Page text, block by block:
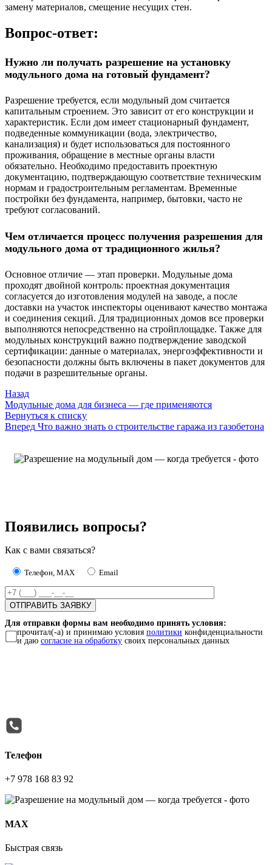
замену материалов, смещение несущих стен.
Вопрос-ответ:
Нужно ли получать разрешение на установку
модульного дома на готовый фундамент?
Разрешение требуется, если модульный дом считается
капитальным строением. Это зависит от его конструкции и
характеристик. Если дом имеет стационарный фундамент,
подведенные коммуникации (вода, электричество,
канализация) и будет использоваться для постоянного
проживания, обращение в местные органы власти
обязательно. Необходимо предоставить проектную
документацию, подтверждающую соответствие техническим
нормам и градостроительным регламентам. Временные
постройки без фундамента, например, бытовки, часто не
требуют согласований.
Чем отличается процесс получения разрешения для
модульного дома от традиционного жилья?
Основное отличие — этап проверки. Модульные дома
проходят двойной контроль: проектная документация
согласуется до изготовления модулей на заводе, а после
доставки на участок инспекторы оценивают качество монтажа
и соединения секций. Для традиционных домов все проверки
выполняются непосредственно на стройплощадке. Также для
модульных конструкций важно подтверждение заводской
сертификации: данные о материалах, энергоэффективности и
безопасности должны быть включены в пакет документов для
подачи в разрешительные органы.
Назад
Модульные дома для бизнеса — где применяются
Вернуться к списку
Вперед Что важно знать о строительстве гаража из газобетона
Появились вопросы?
Как с вами связаться?
Телефон, MAX Email
Для отправки формы вам необходимо принять условия:
прочитал(-а) и принимаю условия политики конфиденциальности
и даю согласие на обработку своих персональных данных
Телефон
+7 978 168 83 92
МАХ
Быстрая связь